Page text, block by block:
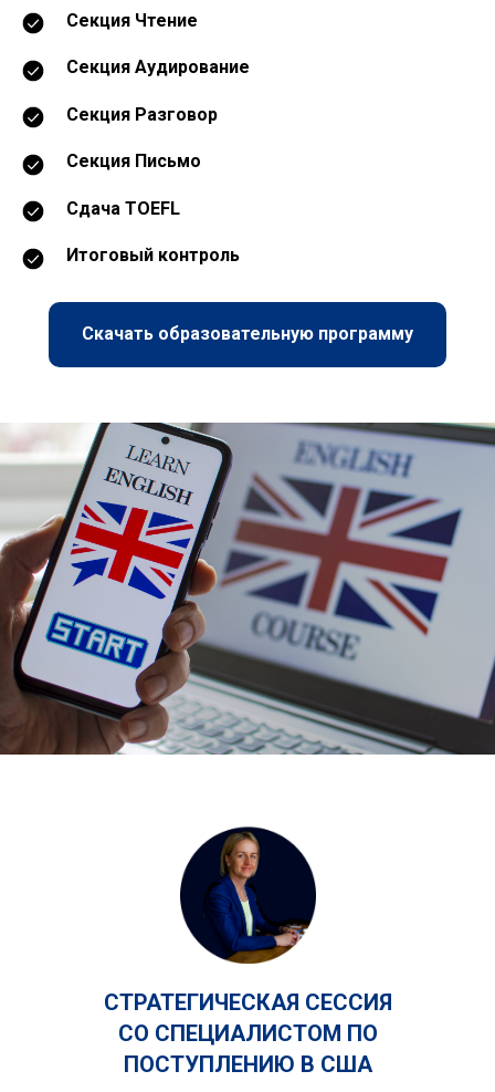
Секция Чтение
Секция Аудирование
Секция Разговор
Секция Письмо
Сдача TOEFL
Итоговый контроль
Скачать образовательную программу
СТРАТЕГИЧЕСКАЯ СЕССИЯ
СО СПЕЦИАЛИСТОМ ПО
ПОСТУПЛЕНИЮ В США
Связаться с нами:
© 2026 StudyGlobal.
Использование материалов сайта studyglobal.ru
разрешено только при наличии активной ссылки. Все
права защищены.
Публичная оферта
Политика обработки персональных данных
Кодекс резидента
Сведения об образовательной организации
info@studyglobal.ru